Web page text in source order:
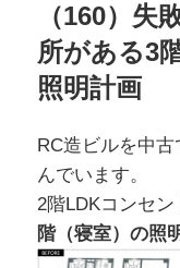
（160）失
所がある3
照明計画
RC造ビルを中
んでいます。
2階LDKコンセ
階（寝室）の照